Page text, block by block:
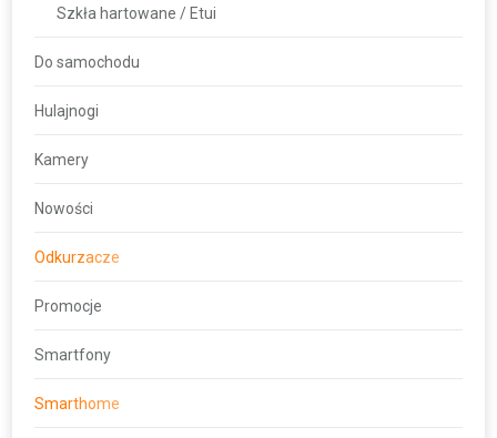
Szkła hartowane / Etui
Do samochodu
Hulajnogi
Kamery
Nowości
Odkurzacze
Promocje
Smartfony
Smarthome